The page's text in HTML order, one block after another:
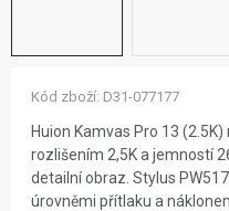
Huion Kamvas Pro 13
rozlišením 2,5K a jemností
detailní obraz. Stylus
úrovněmi přítlaku a
Kód zboží: D31-077177